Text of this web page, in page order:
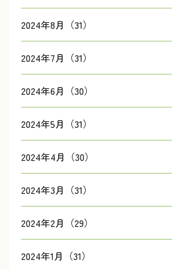
2024年8月（31）
2024年7月（31）
2024年6月（30）
2024年5月（31）
2024年4月（30）
2024年3月（31）
2024年2月（29）
2024年1月（31）